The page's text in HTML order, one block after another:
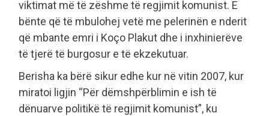
viktimat më të zëshme të regjimit komunist. E
bënte që të mbulohej vetë me pelerinën e nderit
që mbante emri i Koço Plakut dhe i inxhinierëve
të tjerë të burgosur e të ekzekutuar.
Berisha ka bërë sikur edhe kur në vitin 2007, kur
miratoi ligjin “Për dëmshpërblimin e ish të
dënuarve politikë të regjimit komunist”, ku